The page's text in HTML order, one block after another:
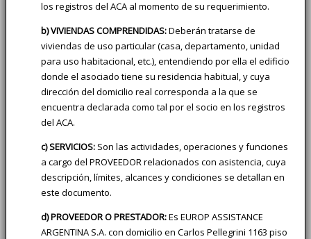
los registros del ACA al momento de su requerimiento.
b) VIVIENDAS COMPRENDIDAS:Deberán tratarse de
viviendas de uso particular (casa, departamento, unidad
para uso habitacional, etc.), entendiendo por ella el edificio
donde el asociado tiene su residencia habitual, y cuya
dirección del domicilio real corresponda a la que se
encuentra declarada como tal por el socio en los registros
del ACA.
c) SERVICIOS: Son las actividades, operaciones y funciones
a cargo del PROVEEDOR relacionados con asistencia, cuya
descripción, límites, alcances y condiciones se detallan en
este documento.
d) PROVEEDOR O PRESTADOR:Es EUROP ASSISTANCE
ARGENTINA S.A. con domicilio en Carlos Pellegrini 1163 piso